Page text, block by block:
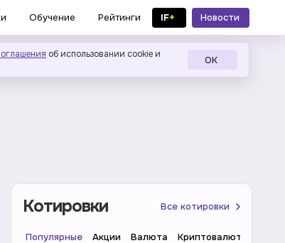
Обучение Рейтинги IF+
Новости
в MAX
об использовании cookie и
ОК
Котировки Все котировки
Популярные Акции Валюта Криптовалюта